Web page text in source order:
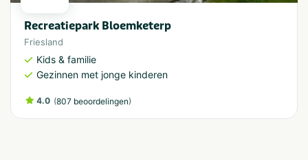
Recreatiepark Bloemketerp
Friesland
Kids & familie
Gezinnen met jonge kinderen
4.0 (807 beoordelingen)